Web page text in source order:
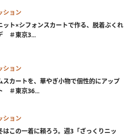
ション
ット×シフォンスカートで作る、脱着ぶくれ
＃東京3...
ション
スカートを、華やぎ小物で個性的にアップ
＃東京36...
ション
はこの一着に頼ろう。週3「ざっくりニッ